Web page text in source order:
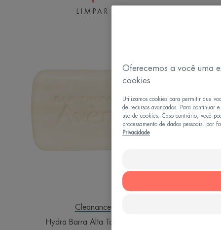
Hydra
LIMPAR
Cleanance
Hydra Barra Alta Tolerância
Oferecemos a você uma
cookies
Utilizamos cookies para permitir que
de recursos avançados. Para continuar
uso de cookies. Caso contrário, você
processamento de dados pessoais, por
Privacidade